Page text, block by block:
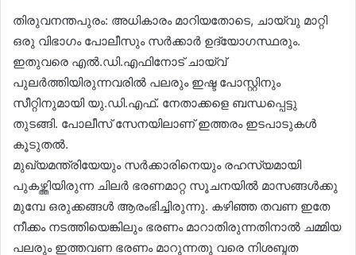
തിരുവനന്തപുരം: അധികാരം മാറിയതോടെ, ചായ്‌വു മാറ്റി
ഒരു വിഭാഗം പോലീസും സര്‍ക്കാര്‍ ഉദ്യോഗസ്ഥരും.
ഇതുവരെ എല്‍.ഡി.എഫിനോട് ചായ്‌വ്
പുലര്‍ത്തിയിരുന്നവരില്‍ പലരും ഇഷ്ട പോസ്റ്റിനും
സീറ്റിനുമായി യു.ഡി.എഫ്. നേതാക്കളെ ബന്ധപ്പെട്ടു
തുടങ്ങി. പോലീസ് സേനയിലാണ് ഇത്തരം ഇടപാടുകള്‍
കൂടുതല്‍.
മുഖ്യമന്ത്രിയേയും സര്‍ക്കാരിനെയും രഹസ്യമായി
പുകഴ്ത്തിയിരുന്ന ചിലര്‍ ഭരണമാറ്റ സൂചനയില്‍ മാസങ്ങള്‍ക്കു
മുമ്പേ ഒരുക്കങ്ങള്‍ ആരംഭിച്ചിരുന്നു. കഴിഞ്ഞ തവണ ഇതേ
നീക്കം നടത്തിയെങ്കിലും ഭരണം മാറാതിരുന്നതിനാല്‍ ചമ്മിയ
പലരും ഇത്തവണ ഭരണം മാറുന്നതു വരെ നിശബ്ദത